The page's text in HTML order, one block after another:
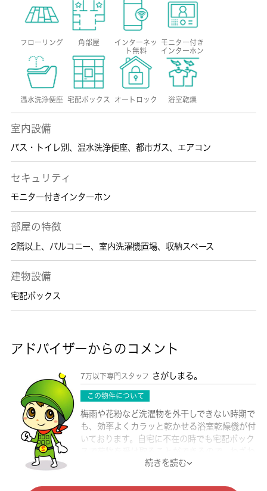
フローリング 角部屋
インターネッ
ト無料
モニター付き
インターホン
温水洗浄便座 宅配ボックス オートロック 浴室乾燥
室内設備
バス・トイレ別 、 温水洗浄便座、 都市ガス、 エアコン
セキュリティ
モニター付きインターホン
部屋の特徴
2階以上、 バルコニー、 室内洗濯機置場、 収納スペース
建物設備
宅配ボックス
アドバイザーからのコメント
7万以下専門スタッフ さがしまる。
この物件について
梅雨や花粉など洗濯物を外干しできない時期で
も、効率よくカラッと乾かせる浴室乾燥機が付
いております。自宅に不在の時でも宅配ボック
ざ再配達の依頼をする必要もなくなります。セ
ックなど充実しているので、防犯対策もばっち
続きを読む